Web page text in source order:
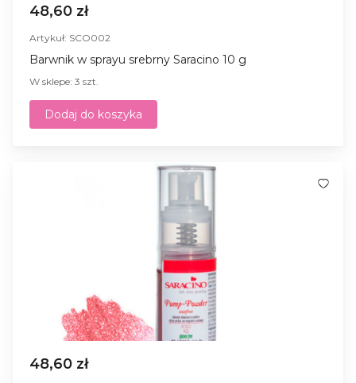
48,60 zł
Artykuł: SCO002
Barwnik w sprayu srebrny Saracino 10 g
W sklepe: 3 szt.
Dodaj do koszyka
48,60 zł